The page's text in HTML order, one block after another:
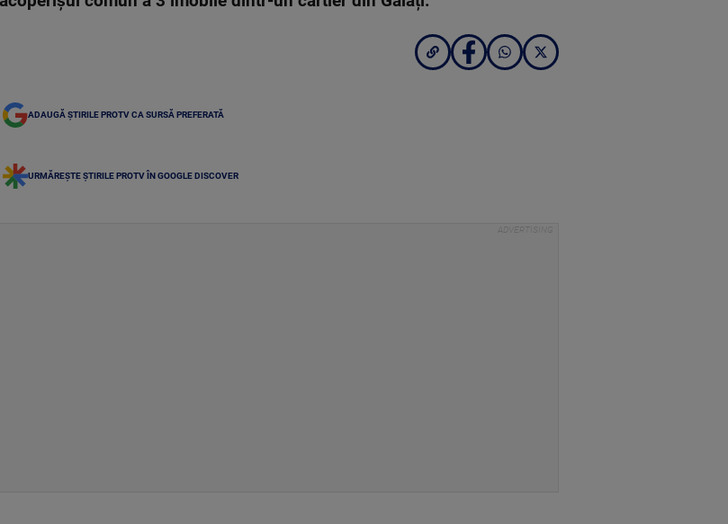
ADAUGĂ ȘTIRILE PROTV CA SURSĂ PREFERATĂ
URMĂREȘTE ȘTIRILE PROTV ÎN GOOGLE DISCOVER